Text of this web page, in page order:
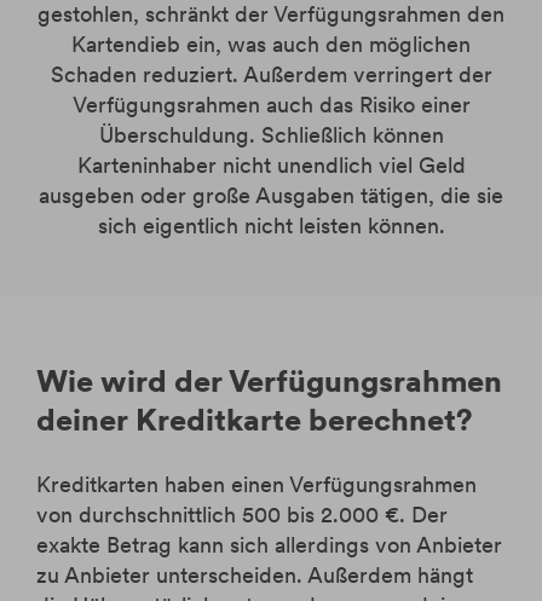
gestohlen, schränkt der Verfügungsrahmen den
Kartendieb ein, was auch den möglichen
Schaden reduziert. Außerdem verringert der
Verfügungsrahmen auch das Risiko einer
Überschuldung. Schließlich können
Karteninhaber nicht unendlich viel Geld
ausgeben oder große Ausgaben tätigen, die sie
sich eigentlich nicht leisten können.
Wie wird der Verfügungsrahmen
deiner Kreditkarte berechnet?
Kreditkarten haben einen Verfügungsrahmen
von durchschnittlich 500 bis 2.000 €. Der
exakte Betrag kann sich allerdings von Anbieter
zu Anbieter unterscheiden. Außerdem hängt